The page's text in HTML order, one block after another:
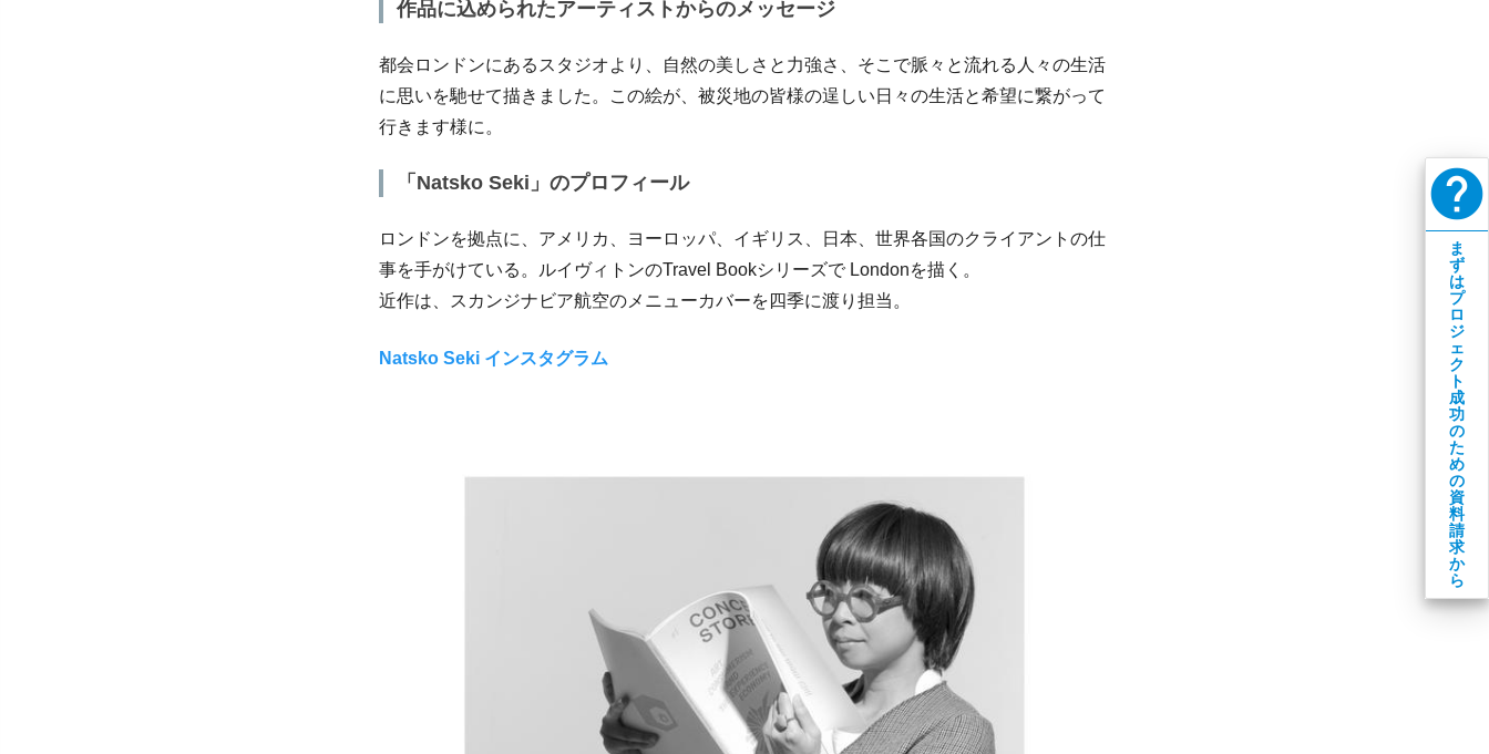
作品に込められたアーティストからのメッセージ
都会ロンドンにあるスタジオより、自然の美しさと力強さ、そこで脈々と流れる人々の生活
に思いを馳せて描きました。この絵が、被災地の皆様の逞しい日々の生活と希望に繋がって
行きます様に。
「Natsko Seki」のプロフィール
ロンドンを拠点に、アメリカ、ヨーロッパ、イギリス、日本、世界各国のクライアントの仕
事を手がけている。ルイヴィトンのTravel Bookシリーズで Londonを描く。
近作は、スカンジナビア航空のメニューカバーを四季に渡り担当。
Natsko Seki インスタグラム
help
ま
ず
は
プ
ロ
ジ
ェ
ク
ト
成
功
の
た
め
の
資
料
請
求
か
ら